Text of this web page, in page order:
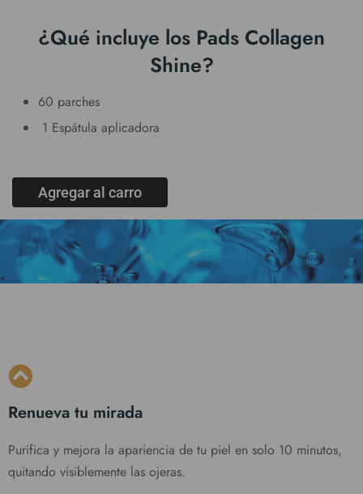
¿Qué incluye los Pads Collagen
Shine?
60 parches
1 Espátula aplicadora
Agregar al carro
Renueva tu mirada
Purifica y mejora la apariencia de tu piel en solo 10 minutos,
quitando visiblemente las ojeras.